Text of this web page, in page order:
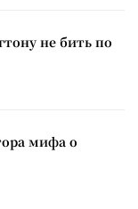
не бить по
мифа о